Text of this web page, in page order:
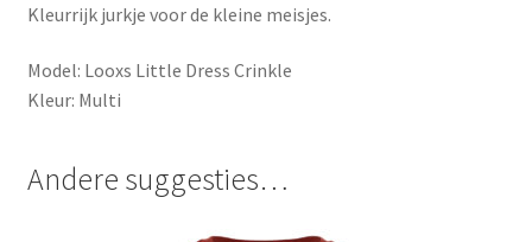
Kleurrijk jurkje voor de kleine meisjes.
Model: Looxs Little Dress Crinkle
Kleur: Multi
Andere suggesties…